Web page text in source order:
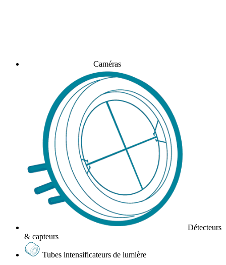
Caméras
Détecteurs
& capteurs
Tubes intensificateurs de lumière